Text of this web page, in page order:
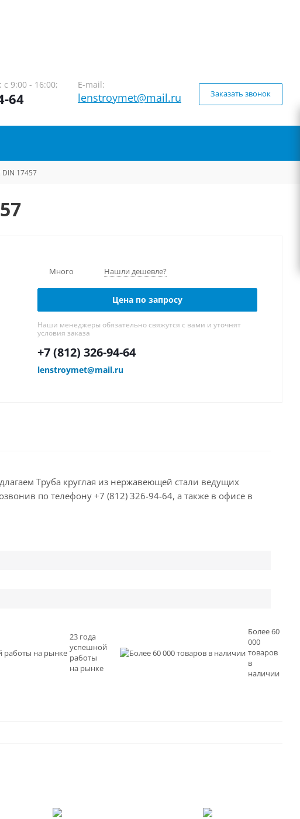
с 9:00 - 16:00;
64
E-mail:
lenstroymet@mail.ru Заказать звонок
17457
Много Нашли дешевле?
Цена по запросу
Наши менеджеры обязательно свяжутся с вами и уточнят
условия заказа
+7 (812) 326-94-64
lenstroymet@mail.ru
Труба круглая из нержавеющей стали ведущих
по телефону +7 (812) 326-94-64, а также в офисе в
23 года
успешной
работы
на рынке
Более 60
000
товаров
в
наличии